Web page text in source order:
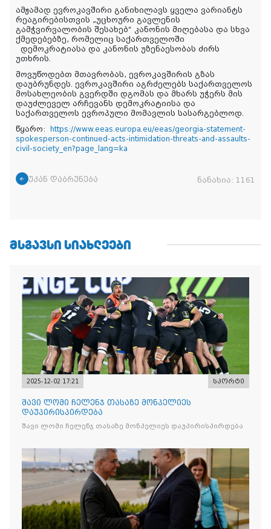
ამჟამად ევროკავშირი განიხილავს ყველა ვარიანტს
რეაგირებისთვის „უცხოური გავლენის
გამჭვირვალობის შესახებ“ კანონის მიღებასა და სხვა
ქმედებებზე, რომელიც საქართველოში
დემოკრატიასა და კანონის უზენაესობას ძირს
უთხრის.
მოვუწოდებთ მთავრობას, ევროკავშირის გზას
დაუბრუნდეს. ევროკავშირი აგრძელებს საქართველოს
მოსახლეობის გვერდში დგომას და მხარს უჭერს მის
დაუძლეველ არჩევანს დემოკრატიისა და
საქართველოს ევროპული მომავლის სასარგებლოდ.
წყარო:
https://www.eeas.europa.eu/eeas/georgia-statement-
spokesperson-continued-acts-intimidation-threats-and-assaults-
civil-society_en?page_lang=ka
უკან დაბრუნება ნანახია: 1161
ᲛᲡᲒᲐᲕᲡᲘ ᲡᲘᲐᲮᲚᲔᲔᲑᲘ
2025-12-02 17:21 სპორტი
შავი ლომი ჩელენჯ თასაზე მონპელიეს
დაუპირისპირდება
შავი ლომი ჩელენჯ თასაზე მონპელიეს დაუპირისპირდება